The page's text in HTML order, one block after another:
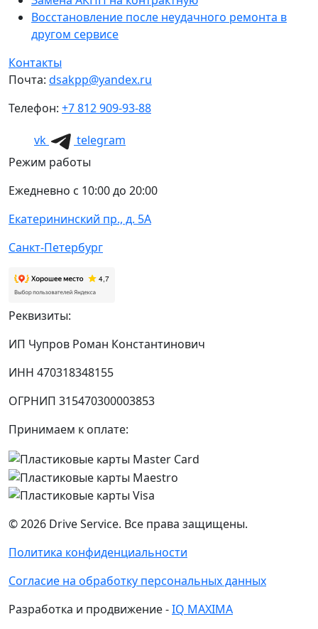
Восстановление после неудачного ремонта в
другом сервисе
Контакты
Почта: dsakpp@yandex.ru
Телефон: +7 812 909-93-88
vk
telegram
Режим работы
Ежедневно с 10:00 до 20:00
Екатерининский пр., д. 5А
Санкт-Петербург
Реквизиты:
ИП Чупров Роман Константинович
ИНН 470318348155
ОГРНИП 315470300003853
Принимаем к оплате:
©2026 Drive Service. Все права защищены.
Политика конфиденциальности
Согласие на обработку персональных данных
Разработка и продвижение -IQ MAXIMA